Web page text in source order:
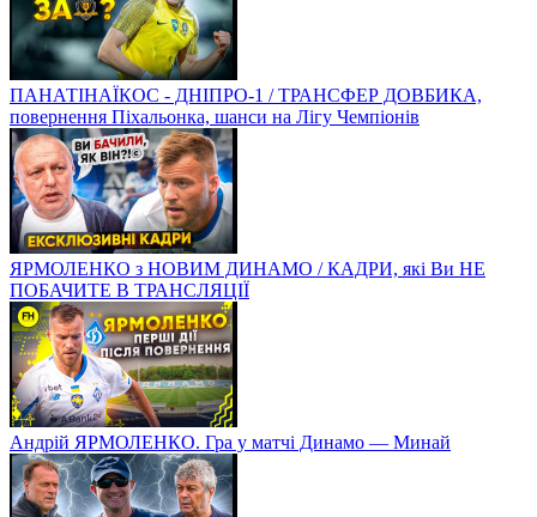
ПАНАТІНАЇКОС - ДНІПРО-1 / ТРАНСФЕР ДОВБИКА,
повернення Піхальонка, шанси на Лігу Чемпіонів
ЯРМОЛЕНКО з НОВИМ ДИНАМО / КАДРИ, які Ви НЕ
ПОБАЧИТЕ В ТРАНСЛЯЦІЇ
Андрій ЯРМОЛЕНКО. Гра у матчі Динамо — Минай